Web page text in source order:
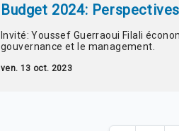
Budget 2024:
Invité: Youssef Guerraoui Filali
gouvernance et le management.
ven. 13 oct. 2023